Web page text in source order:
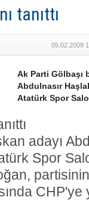
SÖZ
Mikail
Gölbaşı
İNCEK
tanıttı
05.02.2009
Ak Parti Gölbaşı
Abdulnasır
Atatürk Spor
adayı
Spor